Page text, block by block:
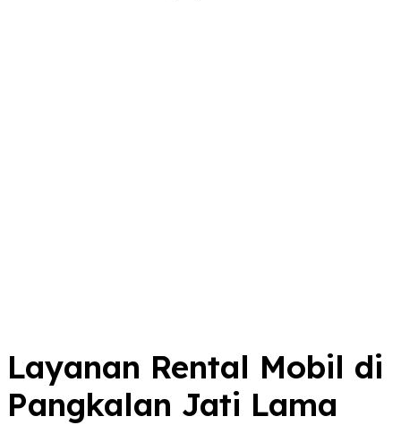
Layanan Rental Mobil di
Pangkalan Jati Lama